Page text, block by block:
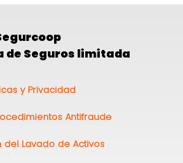
de Seguros limitada
y Privacidad
Antifraude
del Lavado de Activos